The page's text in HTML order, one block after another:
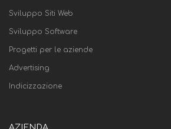
Sviluppo Siti Web
Sviluppo Software
Progetti per le aziende
Advertising
Indicizzazione